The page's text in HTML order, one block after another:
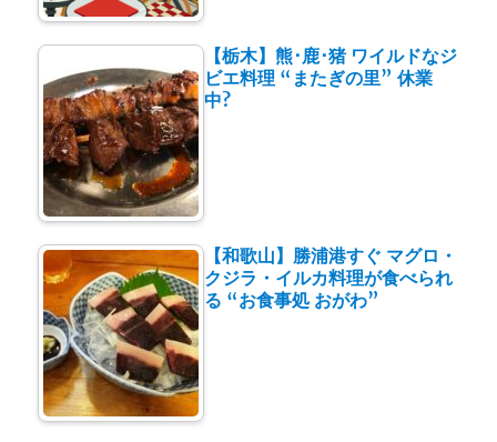
【栃木】熊･鹿･猪 ワイルドなジ
ビエ料理 “またぎの里” 休業
中?
【和歌山】勝浦港すぐ マグロ・
クジラ・イルカ料理が食べられ
る “お食事処 おがわ”